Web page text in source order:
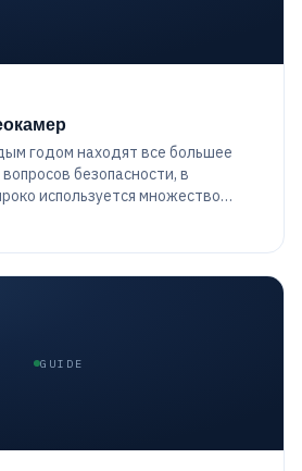
годом находят все большее
безопасности, в
используется множество
о доме и семье,
GUIDE